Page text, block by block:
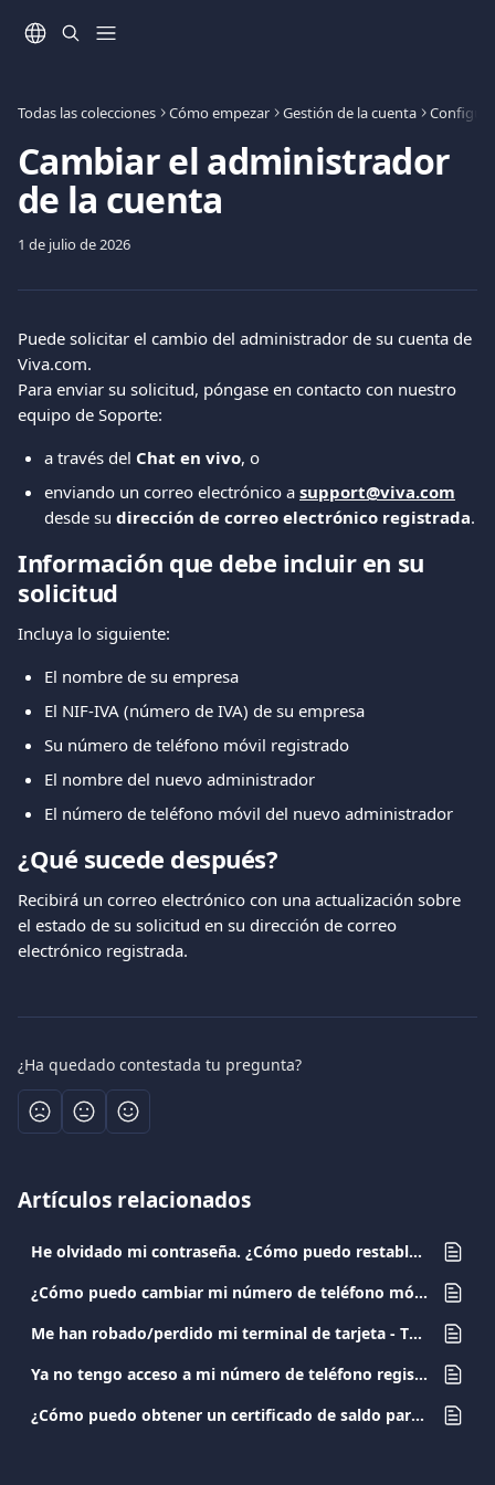
Todas las colecciones Cómo empezar Gestión de la cuenta
Cambiar el administrador
de la cuenta
1 de julio de 2026
Puede solicitar el cambio del administrador de su cuenta de
Viva.com.
Para enviar su solicitud, póngase en contacto con nuestro
equipo de Soporte:
a través del Chat en vivo, o
enviando un correo electrónico a support@viva.com
desde su dirección de correo electrónico registrada.
Información que debe incluir en su
solicitud
Incluya lo siguiente:
El nombre de su empresa
El NIF-IVA (número de IVA) de su empresa
Su número de teléfono móvil registrado
El nombre del nuevo administrador
El número de teléfono móvil del nuevo administrador
¿Qué sucede después?
Recibirá un correo electrónico con una actualización sobre
el estado de su solicitud en su dirección de correo
electrónico registrada.
¿Ha quedado contestada tu pregunta?
Artículos relacionados
He olvidado mi contraseña. ¿Cómo puedo restablecerla?
¿Cómo puedo cambiar mi número de teléfono móvil registrado?
Me han robado/perdido mi terminal de tarjeta - TPV. ¿Qué debo hacer?
Ya no tengo acceso a mi número de teléfono registrado. ¿Cómo puedo cambiarlo?
¿Cómo puedo obtener un certificado de saldo para mi cuenta empresarial?